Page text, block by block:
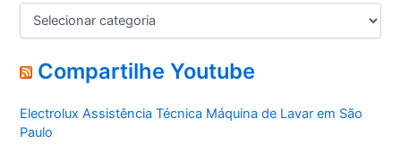
C
e
g
r
i
Compartilhe Youtube
Electrolux Assistência Técnica Máquina de Lavar em São
Paulo